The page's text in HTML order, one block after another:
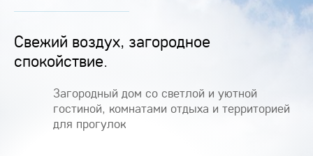
Свежий воздух, загородное
спокойствие.
Загородный дом со светлой и уютной
гостиной, комнатами отдыха и территорией
для прогулок